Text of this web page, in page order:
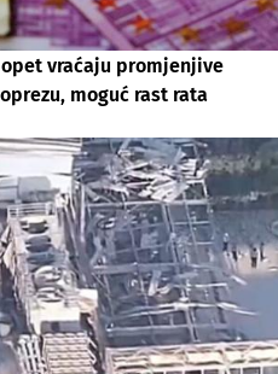
vraćaju promjenjive
moguć rast rata